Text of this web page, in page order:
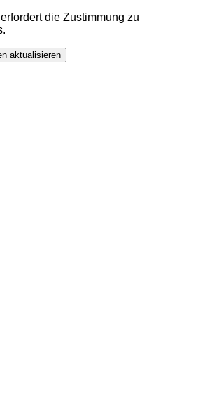
die Zustimmung zu
aktualisieren